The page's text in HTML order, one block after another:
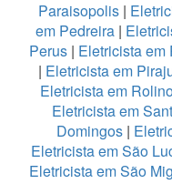
Paraisopolis|
em Pedreira |
Perus| Eletricista em
| Eletricista em
Eletricista em
Eletricista em
Domingos |
Eletricista em São
Eletricista em São